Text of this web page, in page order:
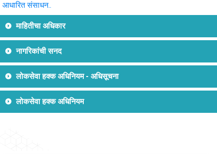
आधारित संसाधन..
माहितीचा अधिकार
नागरिकांची सनद
लोकसेवा हक्क अधिनियम - अधिसूचना
लोकसेवा हक्क अधिनियम